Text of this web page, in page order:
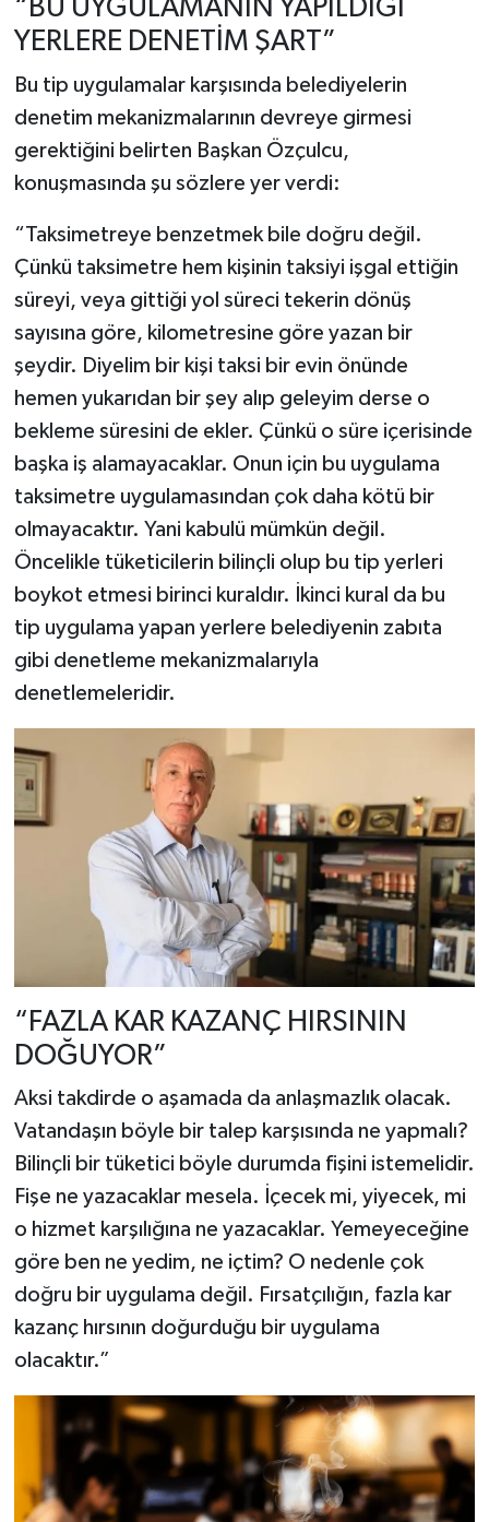
“BU UYGULAMANIN YAPILDIĞI
YERLERE DENETİM ŞART”
Bu tip uygulamalar karşısında belediyelerin
denetim mekanizmalarının devreye girmesi
gerektiğini belirten Başkan Özçulcu,
konuşmasında şu sözlere yer verdi:
“Taksimetreye benzetmek bile doğru değil.
Çünkü taksimetre hem kişinin taksiyi işgal ettiğin
süreyi, veya gittiği yol süreci tekerin dönüş
sayısına göre, kilometresine göre yazan bir
şeydir. Diyelim bir kişi taksi bir evin önünde
hemen yukarıdan bir şey alıp geleyim derse o
bekleme süresini de ekler. Çünkü o süre içerisinde
başka iş alamayacaklar. Onun için bu uygulama
taksimetre uygulamasından çok daha kötü bir
olmayacaktır. Yani kabulü mümkün değil.
Öncelikle tüketicilerin bilinçli olup bu tip yerleri
boykot etmesi birinci kuraldır. İkinci kural da bu
tip uygulama yapan yerlere belediyenin zabıta
gibi denetleme mekanizmalarıyla
denetlemeleridir.
“FAZLA KAR KAZANÇ HIRSININ
DOĞUYOR”
Aksi takdirde o aşamada da anlaşmazlık olacak.
Vatandaşın böyle bir talep karşısında ne yapmalı?
Bilinçli bir tüketici böyle durumda fişini istemelidir.
Fişe ne yazacaklar mesela. İçecek mi, yiyecek, mi
o hizmet karşılığına ne yazacaklar. Yemeyeceğine
göre ben ne yedim, ne içtim? O nedenle çok
doğru bir uygulama değil. Fırsatçılığın, fazla kar
kazanç hırsının doğurduğu bir uygulama
olacaktır.”